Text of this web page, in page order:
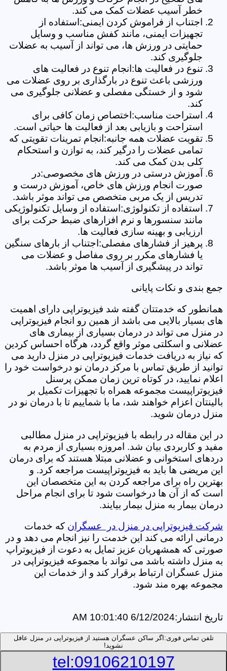
خطر آسیب عضلات کمک می کند.
اجتناب از فراموش کردن ایمنی:استفاده از
تجهیزات ایمنی، مانند کفش مناسب و وسایل
حمایتی در ورزش ها، می تواند از آسیب به عضلات
جلوگیری کند.
تنوع در فعالیت ها:انجام تنوع در فعالیت های
ورزشی باعث تنوع در بارگذاری بر روی عضلات می
شود و از خستگی مفصلی و عضلانی جلوگیری می
کند.
استراحت مناسب:اختصاص زمان کافی برای
استراحت و بازیابی بعد از فعالیت ها حیاتی است.
تقویت عضلات همه جانبه:انجام تمرینات تقویتی که
تمامی عضلات را درگیر کند، به توازن و استحکام
کلی بدن کمک می کند.
آموزش درستی در ورزش های مخصوصی:در
صورت انجام ورزش های خاص، آموزش درست و
تدریس از یک مربی متخصص می تواند موثر باشد.
استفاده از تکنولوژی:استفاده از وسایل تکنولوژیکی
مانند سنسورها و نرم افزارهای ضبط حرکت برای
ارزیابی و بهینه سازی فعالیت ها.
پرهیز از فشارهای مفصلی:اجتناب از بارهای سنگین
یا فشارهای مکرر بر روی مفاصل و عضلات می
تواند در پیشگیری از آسیب ها موثر باشد.
جمع بندی و نکات پایانی
همانطور که خدمتتان گفته شد فیزیوتراپی دارای اهمیت
های بسیار بالایی می باشد از همین رو انجام فیزیوتراپی
در منزل می تواند در درمان بسیاری از بیماری های
عضلانی و اسکلتی موثر واقع گردد، هرگاه احساس کردین
که نیاز به دریافت خدمات فیزیوتراپی در منزل دارید می
توانید از طریق تماس با مرکز درمان نو درخواست خود را
اعلام نمایید، در کوتاه ترین زمان ممکن پرسنل
فیزیوتراپیست مجموعه همراه با تجهیزات تکمیل بر
بالینتان اعزام خواهند شد، ما با شماییم تا با درمان نو در
منزل درمان شوید.
در این مقاله در رابطه با فیزیوتراپی در منزل مطالبی
مفید و کاربردی بیان شد. امروزه بسیاری از مردم به
دردهای استخوانی و عضلانی مبتلا هستند که برای درمان
این مریضی ها باید به فیزیوتراپیست مراجعه کرد. و
بهترین راه برای مراجعه کردن به این متخصصان این
است که از آن ها درخواست شود تا برای انجام مراحل
درمان بیمار به منزل بیمار بیایند.
شرکت فیزیوتراپی در منزل در عسگران که خدمات
درمانی ارائه می کند این خدمت را نیز انجام می دهد و در
صورتی که همشهریان عزیز تمایل به دعوت از فیزیوتراپ
به منزل داشته باشد می تواند با مجموعه فیزیوتراپی در
منزل عسگران ارتباط برقرار کند و از خدمات این
مجموعه بهره مند شود.
تاریخ انتشار:6/12/2024 10:01:40 AM
تلفن تماس فوری: اگر ساکن عسگران هستید از فیزیوتراپی در منزل عافل
نشوید!
tel:09106210197